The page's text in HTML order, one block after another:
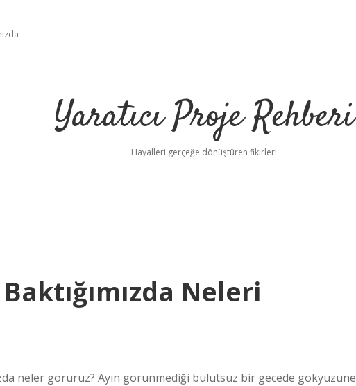
Yaratıcı Proje Rehberi
Hayalleri gerçeğe dönüştüren fikirler!
Neleri
neler görürüz? Ayın görünmediği bulutsuz bir gecede gökyüzüne